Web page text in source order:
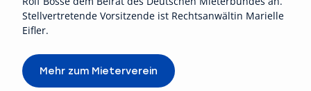
Mehr zum Mieterverein
Stellvertretende Vorsitzende ist Rechtsanwältin Marielle
Eifler.